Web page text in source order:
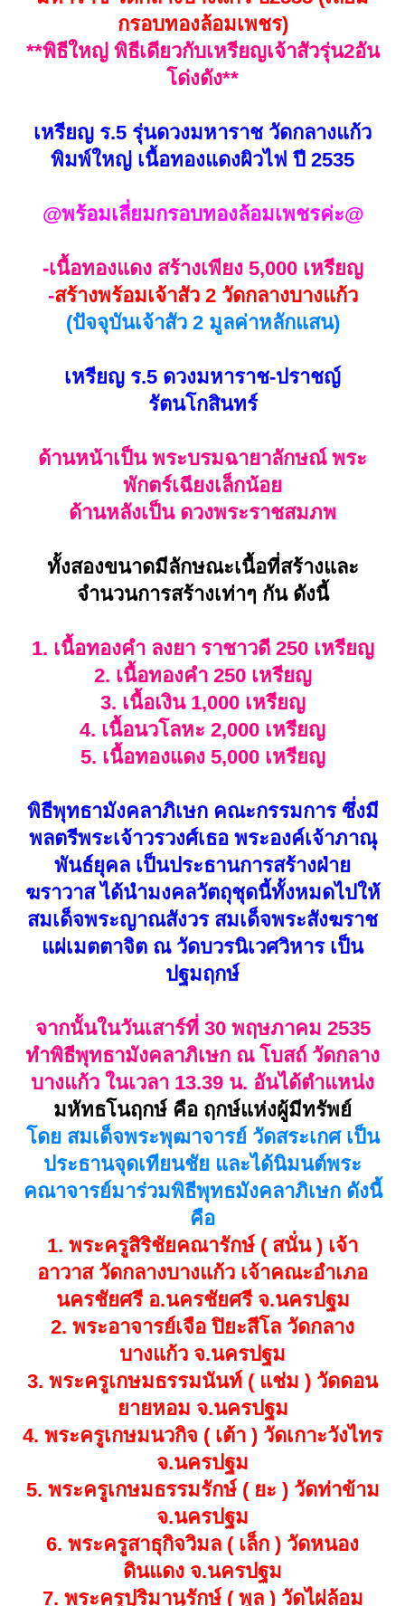
ประธานฝ่ายสงฆ์ในพิธีบวงสรวงดวง
วิญญาณหลวงพ่อกวย ณ.ปริมณฑลพิธี
หน้ามณฑปประดิษฐานรูปหล่อเหมือน
ในวันพฤหัสบดีที่ ๕ มีนาคม ๒๕๖๓ เวลา
๐๙.๐๙ น.
วาระที่ ๒
พิธีบวงสรวงดวงวิญญาณหลวง
ปู่สี ฉนฺทสิริ
ณ ปริมณฑลพิธีหน้ามณฑปประดิษฐาน
สรีระสังขารหลวงปู่สี วัดเขาถ้ำบุญนา
คอ.ตาคลี จ.นครสวรรค์ ในวันพฤหัสบดีที่
๑๒ มีนาคม พ.ศ.๒๕๖๓ เวลา ๙.๕๙ น.
วาระที่ ๓.
พิธีพุทธาภิเษก วัตถุมงคล รุ่น
จตุรพิธพรชัย เสาร์๕ เมื่อวันเสาร์ที่ ๒๘
มีนาคม พ.ศ.๒๕๖๓ ณ วัดรัตนชัย (จีน)
***พระปรกใบมะขาม ซึ่งมีคติความเชื่อ
กันว่า
ทรงพุทธานุภาพพุทธคุณสูงส่ง จนเป็นที่
ปรกใบมะขามมีพุทธคุณสูงส่งจิ๋วแต่แจ๋ว
และเป็นที่นิยมแสวงหากันมากในปัจจุบัน
พุทธคุณ
เด่นด้านแคล้วคลาด
คงกระพันชาตรี มหาอำนาจเมตตาบารมี
มหาเศรษฐี
เป็นรุ่นที่ผ่านพิธีปลุกเสกถึง 3 วาระค่ะ
อีกทั้งรวมสุดยอดพระเกจิอาจารย์
มากมายร่วมพิธี อีกทั้งอัญเชิญดวง
วิญญาณพระวิญญาณหลวงพ่อกวย และ
หลวงปู่สี ร่วมในพิธี ยังความศักดิ์สิทธิ์
มากๆค่ะ
***เป็นวัตถุมงคลรุ่นประสบการณ์
แคล้วคลาด รอดตายจากอุบัติเหตุร้าย
แรง และประสบการณ์ด้านเงินทองค่ะ***
เป็นลูกศิษย์ กูนั้น สำคัญกว่า
กูจะฝึก อบรม บ่มวิชา
วันข้างหน้า เพื่อให้ มึงได้ดี…
“ขอศิษย์ทั้งหลาย จงอย่าอด อย่าอยาก
อย่ายาก อย่าจน อย่าต่ำกว่าคน อย่า
จนกว่าเขา”
“ ตราบใดกลิ่นธูปควันเทียนไม่จาง ผู้คน
ยังกราบไหว้ระลึกถึง กูจะคอยคุ้มครอง
รักษา ไม่ว่าพวกมึงตาย แล้วเกิดอีกกี่ครั้ง
กูก็ยังอยู่วัดบ้านแคช่วยพวกมึงตลอดไป ”
“ของของข้าทุกชิ้นมีเจ้าของ”
อมตะวาจา หลวงพ่อกวย
พระอภิญญาจารย์จอมขมังเวทย์ เจ้าแห่ง
มนต์มหากาฬ
ฉายาท่าน คือ ผู้วิเศษแห่งเมืองสรรค์
รับประกันพระแท้และความศักดิ์สิทธิ์
ตลอดชีพค่ะ
***บูชาราคาพิเศษเพียง 550 บาท***
(จัดส่งฟรีค่ะ)
กรอบทองล้อมเพชร)
**พิธีใหญ่ พิธีเดียวกับเหรียญเจ้าสัวรุ่น2อัน
โด่งดัง**
เหรียญ ร.5 รุ่นดวงมหาราช วัดกลางแก้ว
พิมพ์ใหญ่ เนื้อทองแดงผิวไฟ ปี 2535
@พร้อมเลี่ยมกรอบทองล้อมเพชรค่ะ@
-เนื้อทองแดง สร้างเพียง 5,000 เหรียญ
-สร้างพร้อมเจ้าสัว 2 วัดกลางบางแก้ว
(ปัจจุบันเจ้าสัว 2 มูลค่าหลักแสน)
เหรียญ ร.5 ดวงมหาราช-ปราชญ์
รัตนโกสินทร์
ด้านหน้าเป็น พระบรมฉายาลักษณ์ พระ
พักตร์เฉียงเล็กน้อย
ด้านหลังเป็น ดวงพระราชสมภพ
ทั้งสองขนาดมีลักษณะเนื้อที่สร้างและ
จำนวนการสร้างเท่าๆ กัน ดังนี้
1. เนื้อทองคำ ลงยา ราชาวดี 250 เหรียญ
2. เนื้อทองคำ 250 เหรียญ
3. เนื้อเงิน 1,000 เหรียญ
4. เนื้อนวโลหะ 2,000 เหรียญ
5. เนื้อทองแดง 5,000 เหรียญ
พิธีพุทธามังคลาภิเษก คณะกรรมการ ซึ่งมี
พลตรีพระเจ้าวรวงศ์เธอ พระองค์เจ้าภาณุ
พันธ์ยุคล เป็นประธานการสร้างฝ่าย
ฆราวาส ได้นำมงคลวัตถุชุดนี้ทั้งหมดไปให้
สมเด็จพระญาณสังวร สมเด็จพระสังฆราช
แผ่เมตตาจิต ณ วัดบวรนิเวศวิหาร เป็น
ปฐมฤกษ์
จากนั้นในวันเสาร์ที่ 30 พฤษภาคม 2535
ทำพิธีพุทธามังคลาภิเษก ณ โบสถ์ วัดกลาง
บางแก้ว ในเวลา 13.39 น. อันได้ตำแหน่ง
มหัทธโนฤกษ์ คือ ฤกษ์แห่งผู้มีทรัพย์
โดย สมเด็จพระพุฒาจารย์ วัดสระเกศ เป็น
ประธานจุดเทียนชัย และได้นิมนต์พระ
คณาจารย์มาร่วมพิธีพุทธมังคลาภิเษก ดังนี้
คือ
1. พระครูสิริชัยคณารักษ์ ( สนั่น ) เจ้า
อาวาส วัดกลางบางแก้ว เจ้าคณะอำเภอ
นครชัยศรี อ.นครชัยศรี จ.นครปฐม
2. พระอาจารย์เจือ ปิยะสีโล วัดกลาง
บางแก้ว จ.นครปฐม
3. พระครูเกษมธรรมนันท์ ( แช่ม ) วัดดอน
ยายหอม จ.นครปฐม
4. พระครูเกษมนวกิจ ( เต้า ) วัดเกาะวังไทร
จ.นครปฐม
5. พระครูเกษมธรรมรักษ์ ( ยะ ) วัดท่าข้าม
จ.นครปฐม
6. พระครูสาธุกิจวิมล ( เล็ก ) วัดหนอง
ดินแดง จ.นครปฐม
7. พระครูปุริมานุรักษ์ ( พูล ) วัดไผ่ล้อม